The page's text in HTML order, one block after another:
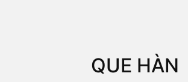
QUE HÀN